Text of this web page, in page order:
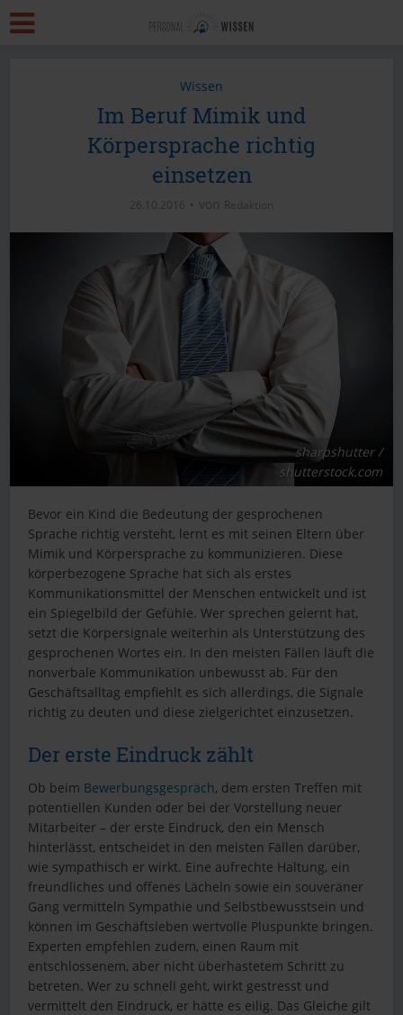
Wissen
Im Beruf Mimik und
Körpersprache richtig
einsetzen
26.10.2016 von Redaktion
sharpshutter /
shutterstock.com
Bevor ein Kind die Bedeutung der gesprochenen
Sprache richtig versteht, lernt es mit seinen Eltern über
Mimik und Körpersprache zu kommunizieren. Diese
körperbezogene Sprache hat sich als erstes
Kommunikationsmittel der Menschen entwickelt und ist
ein Spiegelbild der Gefühle. Wer sprechen gelernt hat,
setzt die Körpersignale weiterhin als Unterstützung des
gesprochenen Wortes ein. In den meisten Fällen läuft die
nonverbale Kommunikation unbewusst ab. Für den
Geschäftsalltag empfiehlt es sich allerdings, die Signale
richtig zu deuten und diese zielgerichtet einzusetzen.
Der erste Eindruck zählt
Ob beim Bewerbungsgespräch, dem ersten Treffen mit
potentiellen Kunden oder bei der Vorstellung neuer
Mitarbeiter – der erste Eindruck, den ein Mensch
hinterlässt, entscheidet in den meisten Fällen darüber,
wie sympathisch er wirkt. Eine aufrechte Haltung, ein
freundliches und offenes Lächeln sowie ein souveräner
Gang vermitteln Sympathie und Selbstbewusstsein und
können im Geschäftsleben wertvolle Pluspunkte bringen.
Experten empfehlen zudem, einen Raum mit
entschlossenem, aber nicht überhastetem Schritt zu
betreten. Wer zu schnell geht, wirkt gestresst und
vermittelt den Eindruck, er hätte es eilig. Das Gleiche gilt